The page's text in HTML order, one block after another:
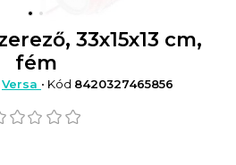
33x15x13 cm,
fém
Versa • Kód 8420327465856